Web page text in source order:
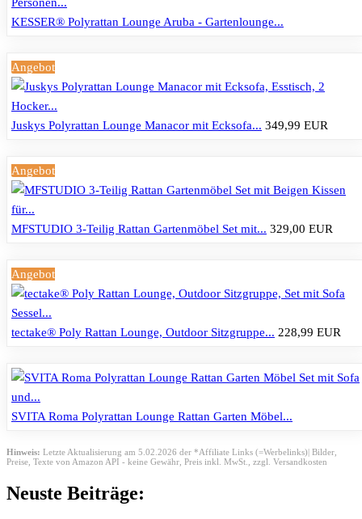
KESSER® Polyrattan Lounge Aruba - Gartenlounge...
Angebot
Juskys Polyrattan Lounge Manacor mit Ecksofa... 349,99 EUR
Angebot
MFSTUDIO 3-Teilig Rattan Gartenmöbel Set mit... 329,00 EUR
Angebot
tectake® Poly Rattan Lounge, Outdoor Sitzgruppe... 228,99 EUR
SVITA Roma Polyrattan Lounge Rattan Garten Möbel...
Hinweis: Letzte Aktualisierung am 5.02.2026 der *Affiliate Links (=Werbelinks)| Bilder,
Preise, Texte von Amazon API - keine Gewähr, Preis inkl. MwSt., zzgl. Versandkosten
Neuste Beiträge: